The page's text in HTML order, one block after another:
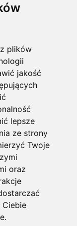
plików
jakość
lepsze
ze strony
Twoje
oraz
.
na
oferty
informacje
i
212